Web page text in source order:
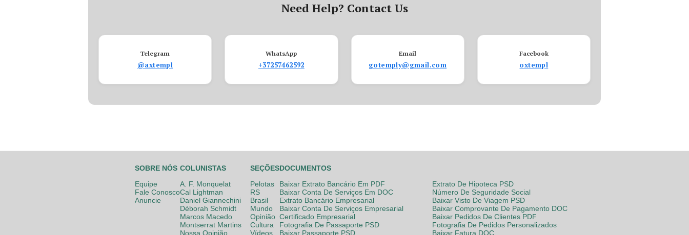
Need Help? Contact Us
Telegram
@axtempl
WhatsApp
+37257462592
Email
gotemply@gmail.com
Facebook
oxtempl
SOBRE NÓS
Equipe
Fale Conosco
Anuncie
COLUNISTAS
A. F. Monquelat
Cal Lightman
Daniel Giannechini
Déborah Schmidt
Marcos Macedo
Montserrat Martins
Nossa Opinião
SEÇÕES
Pelotas
RS
Brasil
Mundo
Opinião
Cultura
Vídeos
DOCUMENTOS
Baixar Extrato Bancário Em PDF
Baixar Conta De Serviços Em DOC
Extrato Bancário Empresarial
Baixar Conta De Serviços Empresarial
Certificado Empresarial
Fotografia De Passaporte PSD
Baixar Passaporte PSD
Extrato De Hipoteca PSD
Número De Seguridade Social
Baixar Visto De Viagem PSD
Baixar Comprovante De Pagamento DOC
Baixar Pedidos De Clientes PDF
Fotografia De Pedidos Personalizados
Baixar Fatura DOC